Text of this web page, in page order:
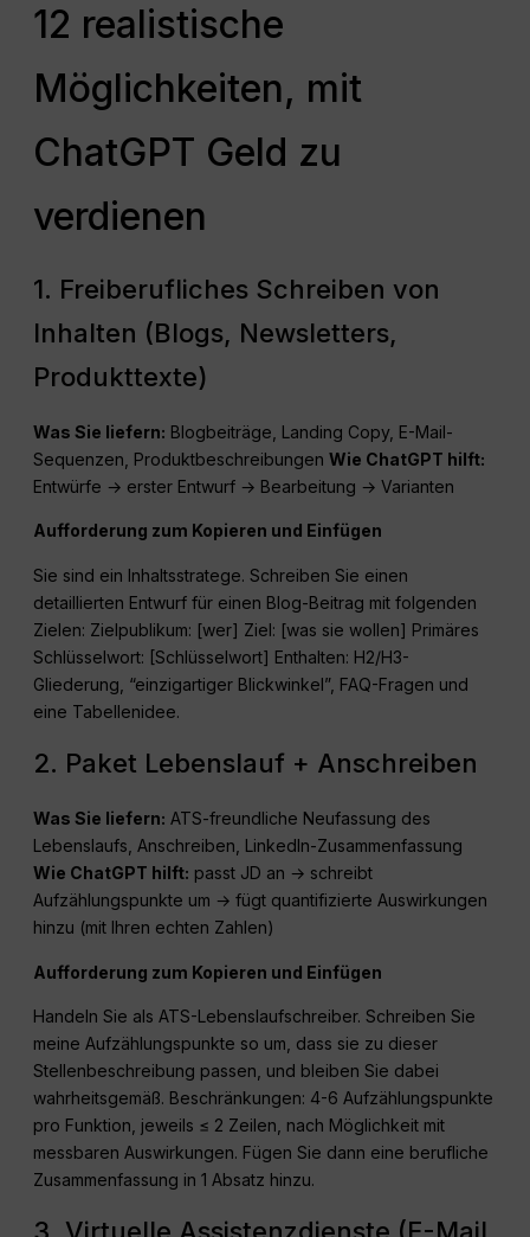
12 realistische
Möglichkeiten, mit
ChatGPT Geld zu
verdienen
1. Freiberufliches Schreiben von
Inhalten (Blogs, Newsletters,
Produkttexte)
Was Sie liefern: Blogbeiträge, Landing Copy, E-Mail-
Sequenzen, ProduktbeschreibungenWie ChatGPT hilft:
Entwürfe → erster Entwurf → Bearbeitung → Varianten
Aufforderung zum Kopieren und Einfügen
Sie sind ein Inhaltsstratege. Schreiben Sie einen
detaillierten Entwurf für einen Blog-Beitrag mit folgenden
Zielen: Zielpublikum: [wer] Ziel: [was sie wollen] Primäres
Schlüsselwort: [Schlüsselwort] Enthalten: H2/H3-
Gliederung, “einzigartiger Blickwinkel”, FAQ-Fragen und
eine Tabellenidee.
2. Paket Lebenslauf + Anschreiben
Was Sie liefern: ATS-freundliche Neufassung des
Lebenslaufs, Anschreiben, LinkedIn-Zusammenfassung
Wie ChatGPT hilft: passt JD an → schreibt
Aufzählungspunkte um → fügt quantifizierte Auswirkungen
hinzu (mit Ihren echten Zahlen)
Aufforderung zum Kopieren und Einfügen
Handeln Sie als ATS-Lebenslaufschreiber. Schreiben Sie
meine Aufzählungspunkte so um, dass sie zu dieser
Stellenbeschreibung passen, und bleiben Sie dabei
wahrheitsgemäß. Beschränkungen: 4-6 Aufzählungspunkte
pro Funktion, jeweils ≤ 2 Zeilen, nach Möglichkeit mit
messbaren Auswirkungen. Fügen Sie dann eine berufliche
Zusammenfassung in 1 Absatz hinzu.